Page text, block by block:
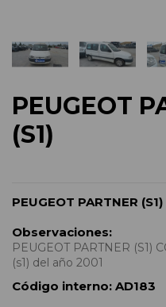
PEUGEOT
(S1)
PEUGEOT PARTNER (S1)
Observaciones:
PEUGEOT PARTNER (S1)
(s1) del año 2001
Código interno: AD183